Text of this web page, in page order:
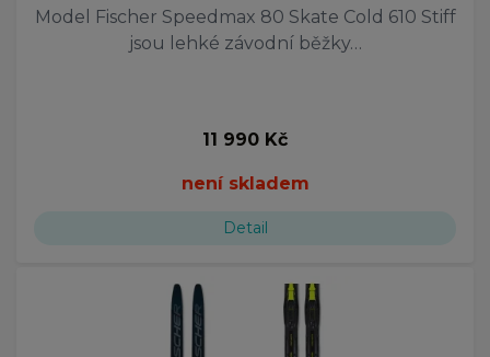
Model Fischer Speedmax 80 Skate Cold 610 Stiff
jsou lehké závodní běžky…
11 990 Kč
není skladem
Detail